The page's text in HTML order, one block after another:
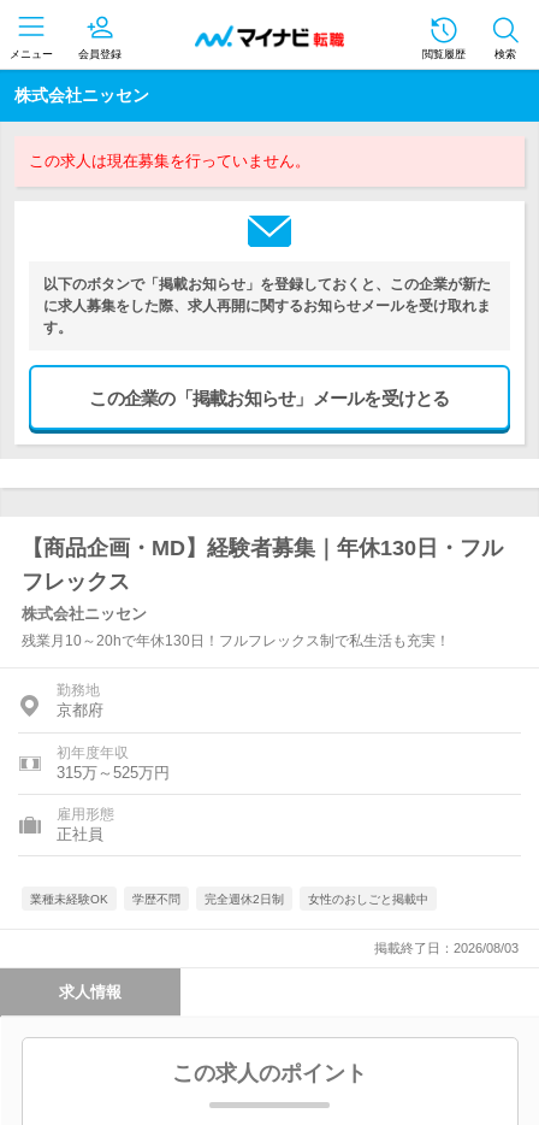
メニュー 会員登録 閲覧履歴 検索
株式会社ニッセン
この求人は現在募集を行っていません。
以下のボタンで「掲載お知らせ」を登録しておくと、この企業が新た
に求人募集をした際、求人再開に関するお知らせメールを受け取れま
す。
この企業の「掲載お知らせ」メールを受けとる
【商品企画・MD】経験者募集｜年休130日・フル
フレックス
株式会社ニッセン
残業月10～20hで年休130日！フルフレックス制で私生活も充実！
勤務地
京都府
初年度年収
315万～525万円
雇用形態
正社員
業種未経験OK 学歴不問 完全週休2日制 女性のおしごと掲載中
掲載終了日：2026/08/03
求人情報
この求人のポイント